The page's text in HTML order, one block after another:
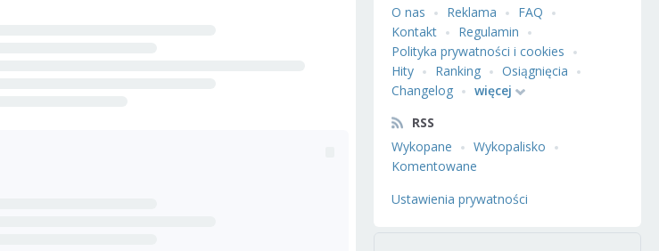
O nas
Reklama
FAQ
Kontakt
Regulamin
Polityka prywatności i cookies
Hity
Ranking
Osiągnięcia
Changelog
więcej
RSS
Wykopane
Wykopalisko
Komentowane
Ustawienia prywatności